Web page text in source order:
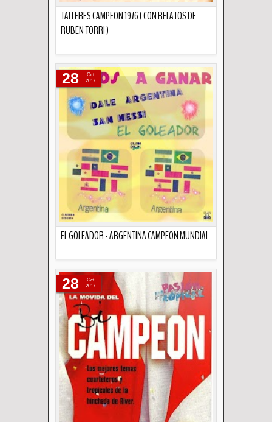
TALLERES CAMPEON 1976 ( CON RELATOS DE
RUBEN TORRI )
EL GOLEADOR - ARGENTINA CAMPEON MUNDIAL
28
Oct
2017
28
Oct
2017